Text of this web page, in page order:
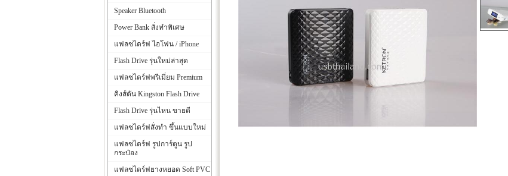
Speaker Bluetooth
Power Bank สั่งทำพิเศษ
แฟลชไดร์ฟ ไอโฟน / iPhone
Flash Drive รุ่นใหม่ล่าสุด
แฟลชไดร์ฟพรีเมี่ยม Premium
คิงส์ตัน Kingston Flash Drive
Flash Drive รุ่นไหน ขายดี
แฟลชไดร์ฟสั่งทำ ขึ้นแบบใหม่
แฟลชไดร์ฟ รูปการ์ตูน รูป
กระป๋อง
แฟลชไดร์ฟยางหยอด Soft PVC